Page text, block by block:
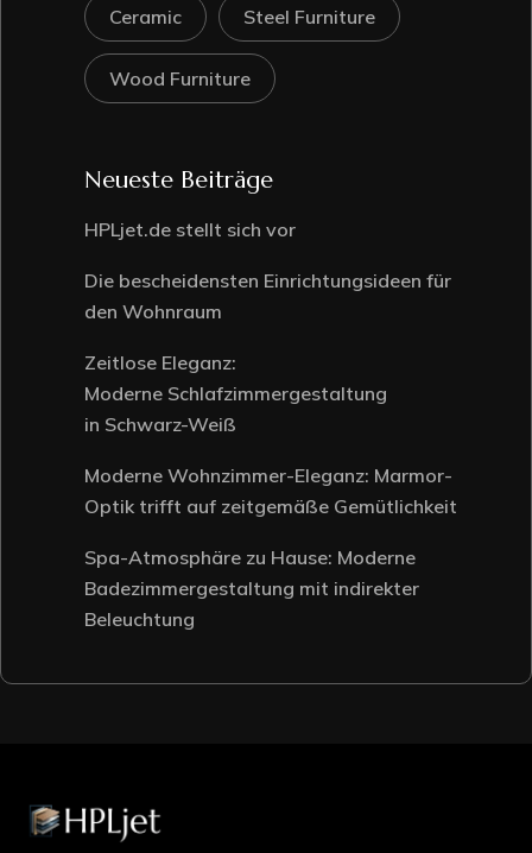
Ceramic Steel Furniture
Wood Furniture
Neueste Beiträge
HPLjet.de stellt sich vor
Die bescheidensten Einrichtungsideen für
den Wohnraum
Zeitlose Eleganz:
Moderne Schlafzimmergestaltung
in Schwarz-Weiß
Moderne Wohnzimmer-Eleganz: Marmor-
Optik trifft auf zeitgemäße Gemütlichkeit
Spa-Atmosphäre zu Hause: Moderne
Badezimmergestaltung mit indirekter
Beleuchtung